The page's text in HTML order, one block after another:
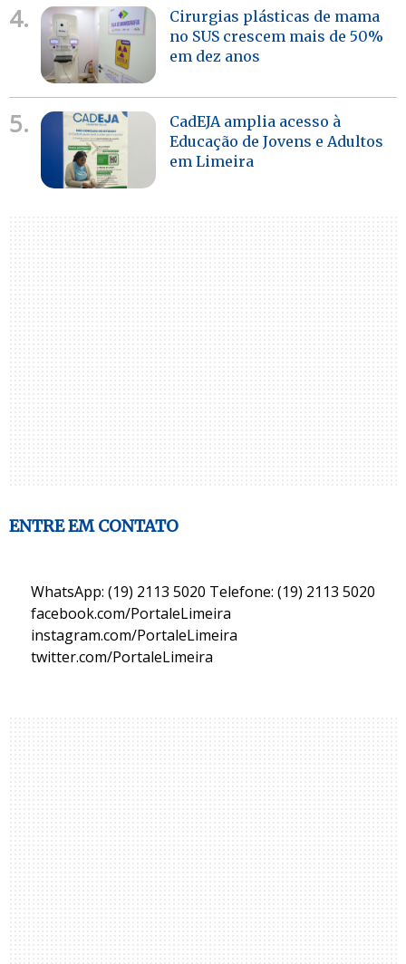
4.
Cirurgias plásticas de mama
no SUS crescem mais de 50%
em dez anos
5.
CadEJA amplia acesso à
Educação de Jovens e Adultos
em Limeira
ENTRE EM CONTATO
WhatsApp: (19) 2113 5020 Telefone: (19) 2113 5020
facebook.com/PortaleLimeira
instagram.com/PortaleLimeira
twitter.com/PortaleLimeira